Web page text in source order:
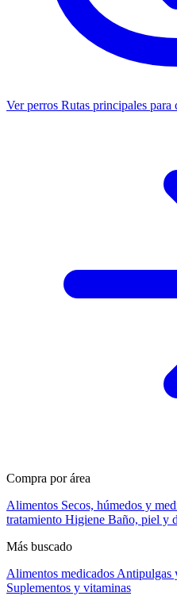
Ver perros Rutas principales para
Compra por área
Alimentos Secos, húmedos y
tratamiento Higiene Baño, piel y
Más buscado
Alimentos medicados Antipulgas
Suplementos y vitaminas